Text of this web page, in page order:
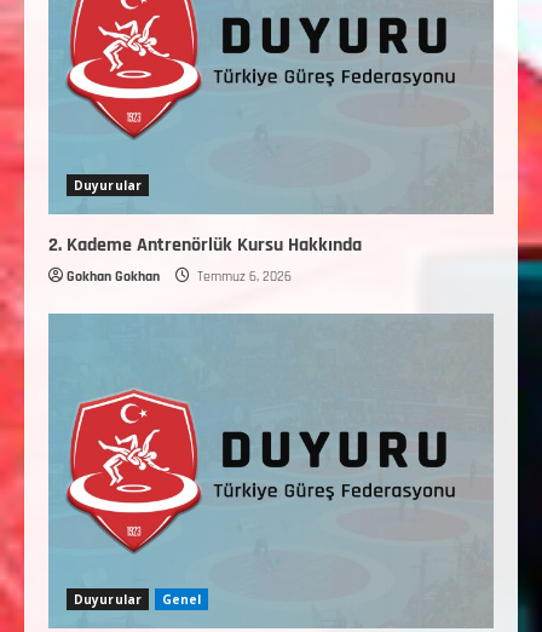
Duyurular
2. Kademe Antrenörlük Kursu Hakkında
Gokhan Gokhan Temmuz 6, 2026
Duyurular Genel